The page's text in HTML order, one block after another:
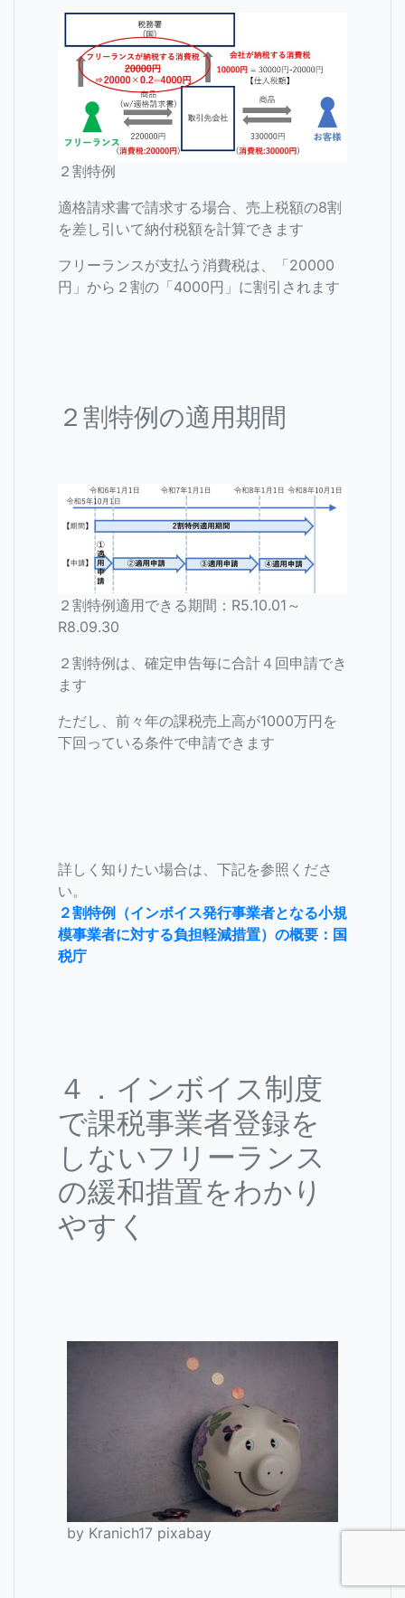
２割特例
適格請求書で請求する場合、売上税額の8割
を差し引いて納付税額を計算できます
フリーランスが支払う消費税は、「20000
円」から２割の「4000円」に割引されます
２割特例の適用期間
２割特例適用できる期間：R5.10.01～
R8.09.30
２割特例は、確定申告毎に合計４回申請でき
ます
ただし、前々年の課税売上高が1000万円を
下回っている条件で申請できます
詳しく知りたい場合は、下記を参照くださ
い。
２割特例（インボイス発行事業者となる小規
模事業者に対する負担軽減措置）の概要：国
税庁
４．インボイス制度
で課税事業者登録を
しないフリーランス
の緩和措置をわかり
やすく
by Kranich17 pixabay